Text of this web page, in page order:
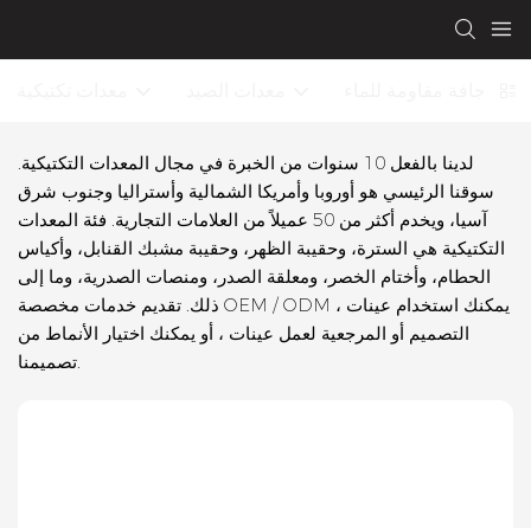
لدينا بالفعل 10 سنوات من الخبرة في مجال المعدات التكتيكية.
سوقنا الرئيسي هو أوروبا وأمريكا الشمالية وأستراليا وجنوب شرق
آسيا، ويخدم أكثر من 50 عميلاً من العلامات التجارية. فئة المعدات
التكتيكية هي السترة، وحقيبة الظهر، وحقيبة مشبك القنابل، وأكياس
الحطام، وأختام الخصر، ومعلقة الصدر، ومنصات الصدرية، وما إلى
ذلك. تقديم خدمات مخصصة OEM / ODM ، يمكنك استخدام عينات
التصميم أو المرجعية لعمل عينات ، أو يمكنك اختيار الأنماط من
تصميمنا.